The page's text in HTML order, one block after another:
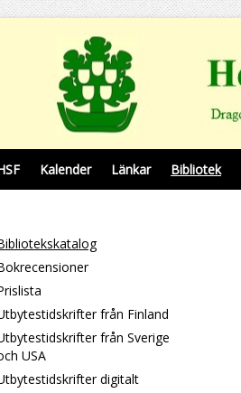
Kalender Länkar Bibliotek
från Finland
från Sverige
USA
digitalt